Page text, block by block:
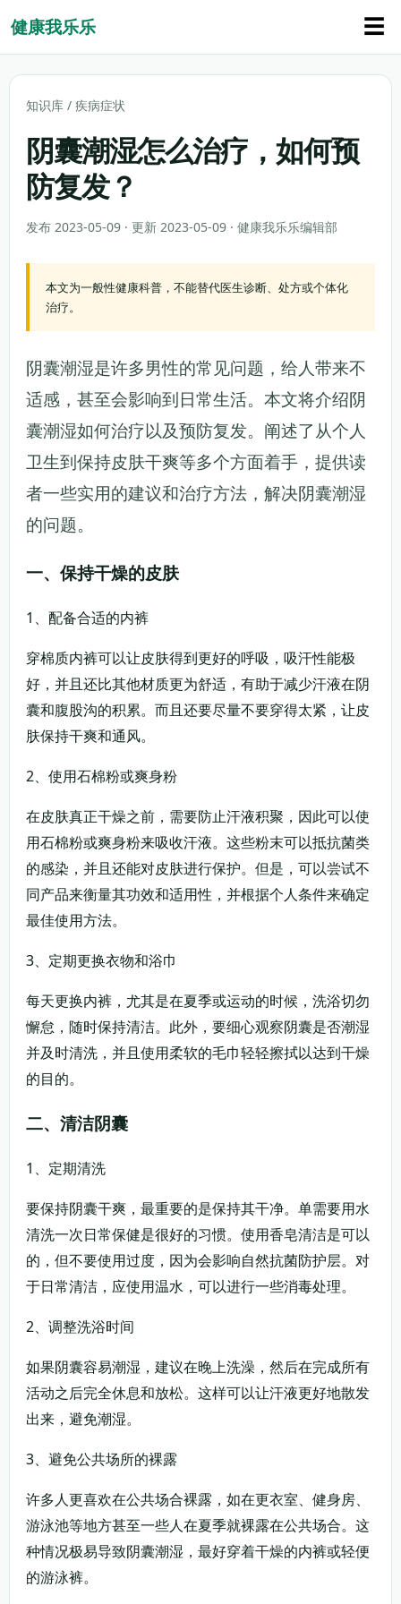
健康我乐乐 ☰
知识库 / 疾病症状
阴囊潮湿怎么治疗，如何预
防复发？
发布 2023-05-09 · 更新 2023-05-09 · 健康我乐乐编辑部
本文为一般性健康科普，不能替代医生诊断、处方或个体化
治疗。
阴囊潮湿是许多男性的常见问题，给人带来不
适感，甚至会影响到日常生活。本文将介绍阴
囊潮湿如何治疗以及预防复发。阐述了从个人
卫生到保持皮肤干爽等多个方面着手，提供读
者一些实用的建议和治疗方法，解决阴囊潮湿
的问题。
一、保持干燥的皮肤
1、配备合适的内裤
穿棉质内裤可以让皮肤得到更好的呼吸，吸汗性能极
好，并且还比其他材质更为舒适，有助于减少汗液在阴
囊和腹股沟的积累。而且还要尽量不要穿得太紧，让皮
肤保持干爽和通风。
2、使用石棉粉或爽身粉
在皮肤真正干燥之前，需要防止汗液积聚，因此可以使
用石棉粉或爽身粉来吸收汗液。这些粉末可以抵抗菌类
的感染，并且还能对皮肤进行保护。但是，可以尝试不
同产品来衡量其功效和适用性，并根据个人条件来确定
最佳使用方法。
3、定期更换衣物和浴巾
每天更换内裤，尤其是在夏季或运动的时候，洗浴切勿
懈怠，随时保持清洁。此外，要细心观察阴囊是否潮湿
并及时清洗，并且使用柔软的毛巾轻轻擦拭以达到干燥
的目的。
二、清洁阴囊
1、定期清洗
要保持阴囊干爽，最重要的是保持其干净。单需要用水
清洗一次日常保健是很好的习惯。使用香皂清洁是可以
的，但不要使用过度，因为会影响自然抗菌防护层。对
于日常清洁，应使用温水，可以进行一些消毒处理。
2、调整洗浴时间
如果阴囊容易潮湿，建议在晚上洗澡，然后在完成所有
活动之后完全休息和放松。这样可以让汗液更好地散发
出来，避免潮湿。
3、避免公共场所的裸露
许多人更喜欢在公共场合裸露，如在更衣室、健身房、
游泳池等地方甚至一些人在夏季就裸露在公共场合。这
种情况极易导致阴囊潮湿，最好穿着干燥的内裤或轻便
的游泳裤。